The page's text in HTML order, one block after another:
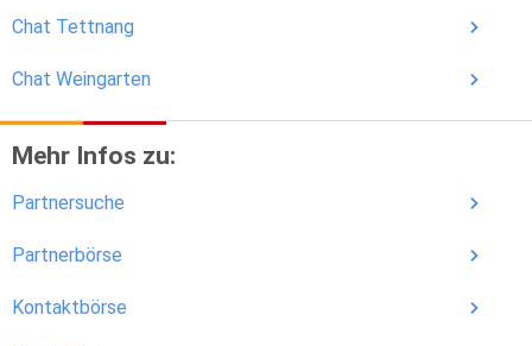
Chat Tettnang
Chat Weingarten
Mehr Infos zu:
Partnersuche
Partnerbörse
Kontaktbörse